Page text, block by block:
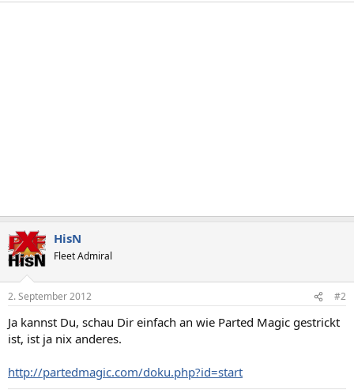
HisN
Fleet Admiral
2. September 2012 #2
Ja kannst Du, schau Dir einfach an wie Parted Magic gestrickt
ist, ist ja nix anderes.
http://partedmagic.com/doku.php?id=start